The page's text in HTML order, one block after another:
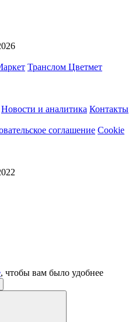
Транслом Цветмет
Новости и аналитика Контакты
соглашение Cookie
, чтобы вам было удобнее